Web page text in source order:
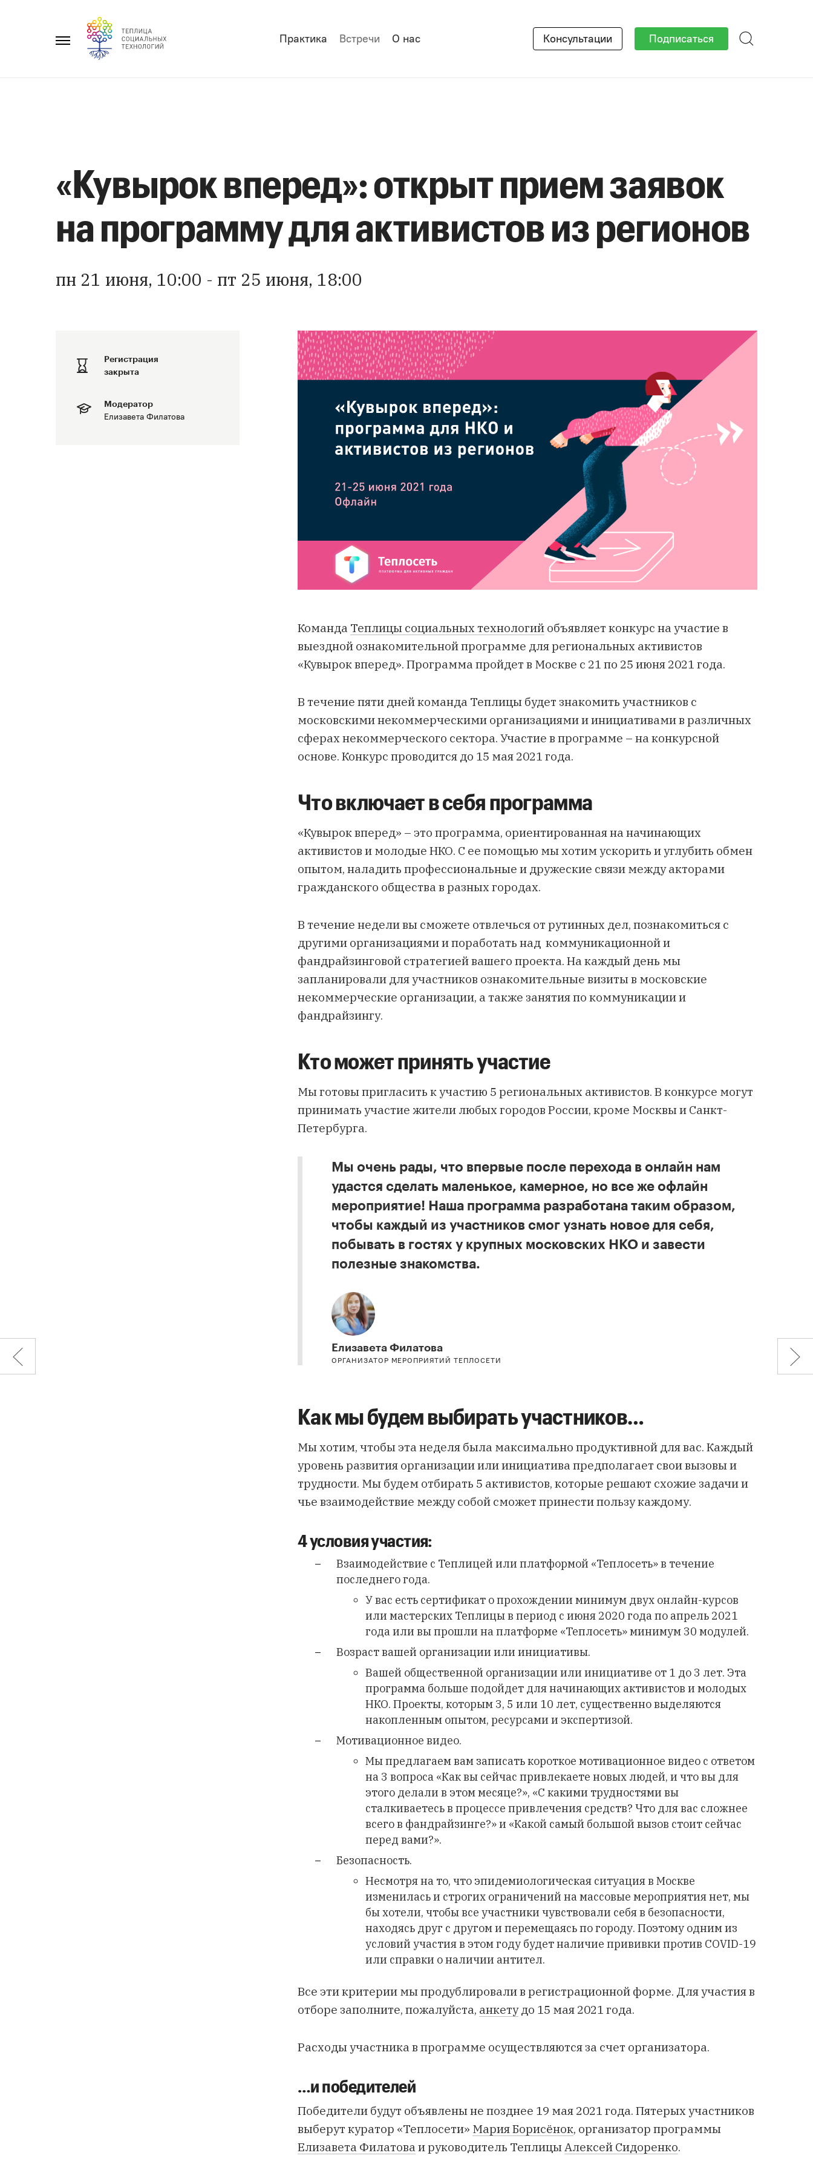
Главное
Практика Встречи О нас Консультации Подписаться
«Кувырок вперед»: открыт прием заявок
на программу для активистов из регионов
пн 21 июня, 10:00 - пт 25 июня, 18:00
Регистрация
закрыта
Модератор
Елизавета Филатова
Команда Теплицы социальных технологий объявляет конкурс на участие в
выездной ознакомительной программе для региональных активистов
«Кувырок вперед». Программа пройдет в Москве с 21 по 25 июня 2021 года.
В течение пяти дней команда Теплицы будет знакомить участников с
московскими некоммерческими организациями и инициативами в различных
сферах некоммерческого сектора. Участие в программе – на конкурсной
основе. Конкурс проводится до 15 мая 2021 года.
Что включает в себя программа
«Кувырок вперед» – это программа, ориентированная на начинающих
активистов и молодые НКО. С ее помощью мы хотим ускорить и углубить обмен
опытом, наладить профессиональные и дружеские связи между акторами
гражданского общества в разных городах.
В течение недели вы сможете отвлечься от рутинных дел, познакомиться с
другими организациями и поработать над коммуникационной и
фандрайзинговой стратегией вашего проекта. На каждый день мы
запланировали для участников ознакомительные визиты в московские
некоммерческие организации, а также занятия по коммуникации и
фандрайзингу.
Кто может принять участие
Мы готовы пригласить к участию 5 региональных активистов. В конкурсе могут
принимать участие жители любых городов России, кроме Москвы и Санкт-
Петербурга.
Мы очень рады, что впервые после перехода в онлайн нам
удастся сделать маленькое, камерное, но все же офлайн
мероприятие! Наша программа разработана таким образом,
чтобы каждый из участников смог узнать новое для себя,
побывать в гостях у крупных московских НКО и завести
полезные знакомства.
Елизавета Филатова
ОРГАНИЗАТОР МЕРОПРИЯТИЙ ТЕПЛОСЕТИ
Как мы будем выбирать участников…
Мы хотим, чтобы эта неделя была максимально продуктивной для вас. Каждый
уровень развития организации или инициатива предполагает свои вызовы и
трудности. Мы будем отбирать 5 активистов, которые решают схожие задачи и
чье взаимодействие между собой сможет принести пользу каждому.
4 условия участия:
Взаимодействие с Теплицей или платформой «Теплосеть» в течение
последнего года.
У вас есть сертификат о прохождении минимум двух онлайн-курсов
или мастерских Теплицы в период с июня 2020 года по апрель 2021
года или вы прошли на платформе «Теплосеть» минимум 30 модулей.
Возраст вашей организации или инициативы.
Вашей общественной организации или инициативе от 1 до 3 лет. Эта
программа больше подойдет для начинающих активистов и молодых
НКО. Проекты, которым 3, 5 или 10 лет, существенно выделяются
накопленным опытом, ресурсами и экспертизой.
Мотивационное видео.
Мы предлагаем вам записать короткое мотивационное видео с ответом
на 3 вопроса «Как вы сейчас привлекаете новых людей, и что вы для
этого делали в этом месяце?», «С какими трудностями вы
сталкиваетесь в процессе привлечения средств? Что для вас сложнее
всего в фандрайзинге?» и «Какой самый большой вызов стоит сейчас
перед вами?».
Безопасность.
Несмотря на то, что эпидемиологическая ситуация в Москве
изменилась и строгих ограничений на массовые мероприятия нет, мы
бы хотели, чтобы все участники чувствовали себя в безопасности,
находясь друг с другом и перемещаясь по городу. Поэтому одним из
условий участия в этом году будет наличие прививки против COVID-19
или справки о наличии антител.
Все эти критерии мы продублировали в регистрационной форме. Для участия в
отборе заполните, пожалуйста, анкетудо 15 мая 2021 года.
Расходы участника в программе осуществляются за счет организатора.
…и победителей
Победители будут объявлены не позднее 19 мая 2021 года. Пятерых участников
выберут куратор «Теплосети» Мария Борисёнок, организатор программы
Елизавета Филатова и руководитель Теплицы Алексей Сидоренко.